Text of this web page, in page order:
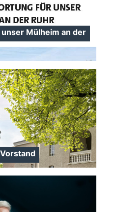
Mülheim an der